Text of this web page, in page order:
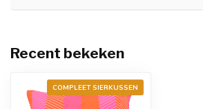
Recent bekeken
COMPLEET SIERKUSSEN